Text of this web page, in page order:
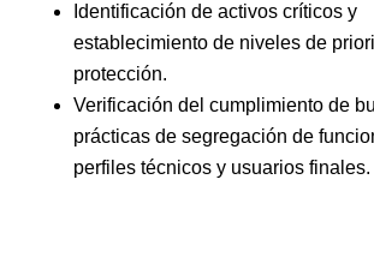
Identificación de activos críticos y
establecimiento de niveles de
protección.
Verificación del cumplimiento de
prácticas de segregación de
perfiles técnicos y usuarios finales.